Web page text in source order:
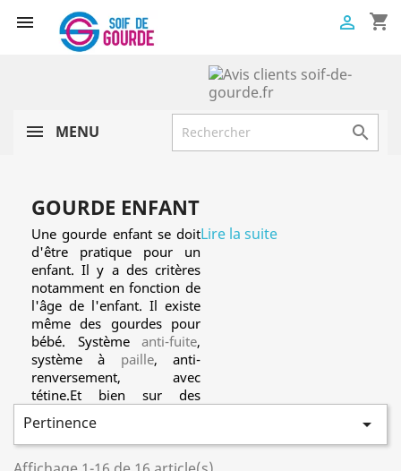
 shopping_cart

MENU 
GOURDE ENFANT
Une gourde enfant se doit
d'être pratique pour un
enfant. Il y a des critères
notamment en fonction de
l'âge de l'enfant. Il existe
même des gourdes pour
bébé. Système anti-fuite,
système à paille, anti-
renversement, avec
tétine.Et bien sur des
dessins et motifs pour
plaire aux enfants. Toutes
nos gourdes pour enfants
sont garantiessans
Lire la suite
Pertinence 